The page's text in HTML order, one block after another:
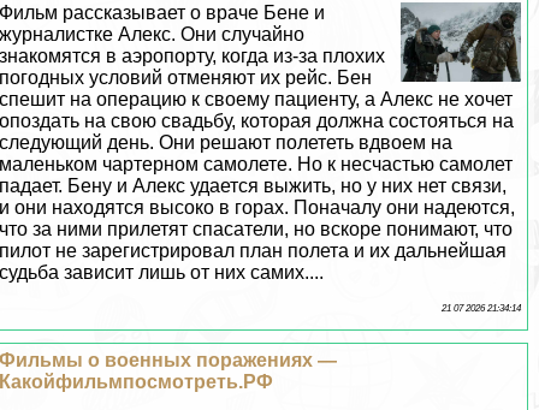
Фильм рассказывает о враче Бене и
журналистке Алекс. Они случайно
знакомятся в аэропорту, когда из-за плохих
погодных условий отменяют их рейс. Бен
спешит на операцию к своему пациенту, а Алекс не хочет
опоздать на свою свадьбу, которая должна состояться на
следующий день. Они решают полететь вдвоем на
маленьком чартерном самолете. Но к несчастью самолет
падает. Бену и Алекс удается выжить, но у них нет связи,
и они находятся высоко в горах. Поначалу они надеются,
что за ними прилетят спасатели, но вскоре понимают, что
пилот не зарегистрировал план полета и их дальнейшая
судьба зависит лишь от них самих....
21 07 2026 21:34:14
Фильмы о военных поражениях —
Какойфильмпосмотреть.РФ